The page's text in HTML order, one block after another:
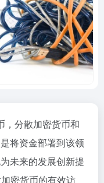
，分散加密货币和
将资金部署到该领
未来的发展创新提
密货币的有效访